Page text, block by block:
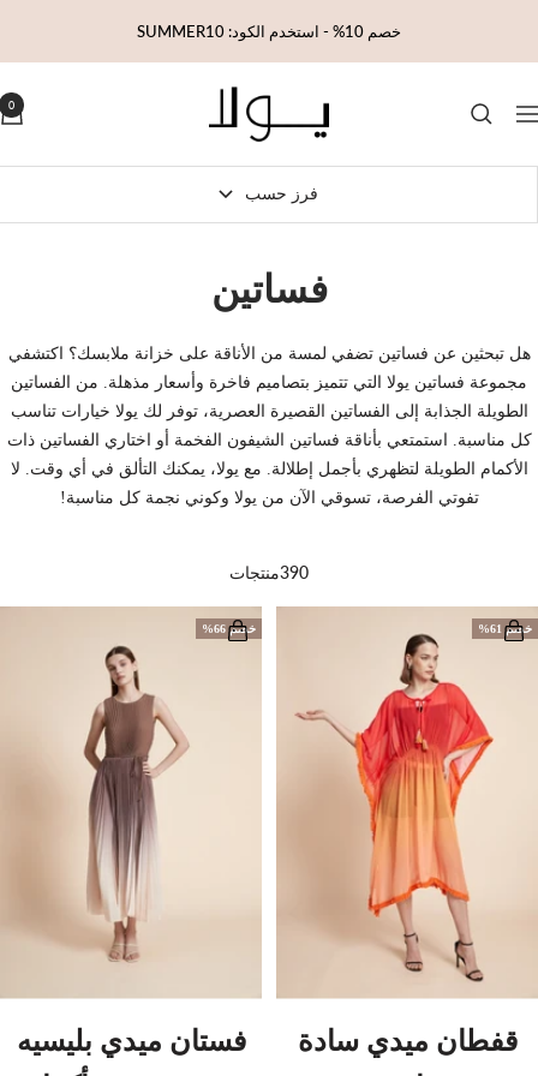
خصم 10% - استخدم الكود: SUMMER10
التنقل
Yola
0
فرز حسب
فساتين
هل تبحثين عن فساتين تضفي لمسة من الأناقة على خزانة ملابسك؟ اكتشفي
مجموعة فساتين يولا التي تتميز بتصاميم فاخرة وأسعار مذهلة. من الفساتين
الطويلة الجذابة إلى الفساتين القصيرة العصرية، توفر لك يولا خيارات تناسب
كل مناسبة. استمتعي بأناقة فساتين الشيفون الفخمة أو اختاري الفساتين ذات
الأكمام الطويلة لتظهري بأجمل إطلالة. مع يولا، يمكنك التألق في أي وقت. لا
تفوتي الفرصة، تسوقي الآن من يولا وكوني نجمة كل مناسبة!
390منتجات
خصم 61%
قفطان ميدي سادة
خصم 66%
فستان ميدي بليسيه